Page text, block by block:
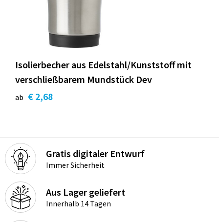
Isolierbecher aus Edelstahl/Kunststoff mit
verschließbarem Mundstück Dev
ab € 2,68
Gratis digitaler Entwurf
Immer Sicherheit
Aus Lager geliefert
Innerhalb 14 Tagen